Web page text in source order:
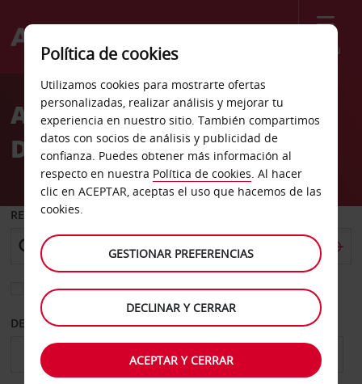
Menú
Welcome
AvisAlquiler de coches
Dandenong
RECOGER EN
Elegir otra oficina de devolución
DESDE HASTA
Política de cookies
Utilizamos cookies para mostrarte ofertas
personalizadas, realizar análisis y mejorar tu
experiencia en nuestro sitio. También compartimos
datos con socios de análisis y publicidad de
confianza. Puedes obtener más información al
respecto en nuestra Política de cookies. Al hacer
clic en ACEPTAR, aceptas el uso que hacemos de las
cookies.
GESTIONAR PREFERENCIAS
DECLINAR Y CERRAR
ACEPTAR Y CERRAR